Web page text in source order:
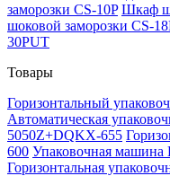
заморозки CS-10P Шкаф
шоковой заморозки CS-
30PUT
Товары
Горизонтальный
Автоматическая
5050Z+DQKX-655
600 Упаковочная машина
Горизонтальная